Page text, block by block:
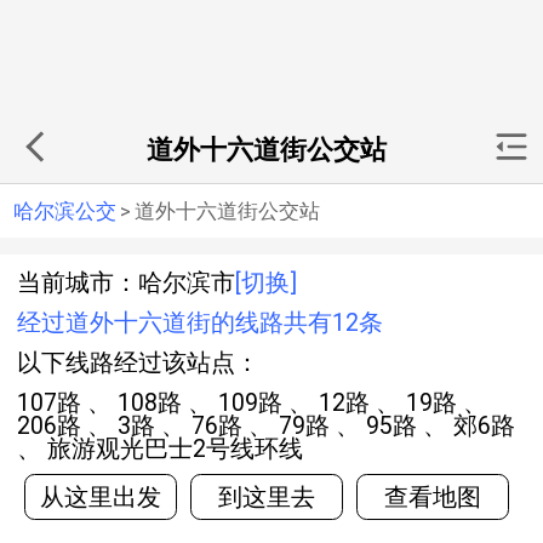
道外十六道街公交站
哈尔滨公交 > 道外十六道街公交站
当前城市：哈尔滨市 [切换]
经过道外十六道街的线路共有12条
以下线路经过该站点：
107路 、 108路 、 109路 、 12路 、 19路 、
206路 、 3路 、 76路 、 79路 、 95路 、 郊6路
、 旅游观光巴士2号线环线
从这里出发
到这里去 查看地图